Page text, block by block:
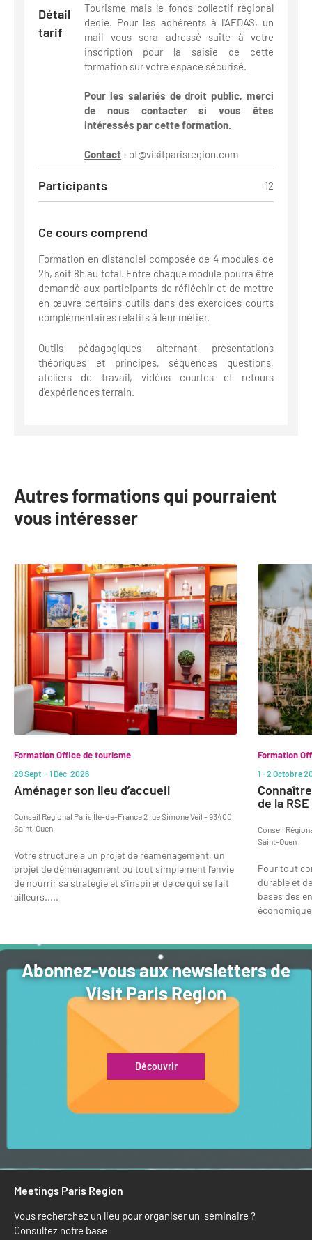
Détail
tarif
Tourisme mais le fonds collectif régional
dédié. Pour les adhérents à l'AFDAS, un
mail vous sera adressé suite à votre
inscription pour la saisie de cette
formation sur votre espace sécurisé.
Pour les salariés de droit public, merci
de nous contacter si vous êtes
intéressés par cette formation.
Contact : ot@visitparisregion.com
Participants 12
Ce cours comprend
Formation en distanciel composée de 4 modules de
2h, soit 8h au total. Entre chaque module pourra être
demandé aux participants de réfléchir et de mettre
en œuvre certains outils dans des exercices courts
complémentaires relatifs à leur métier.
Outils pédagogiques alternant présentations
théoriques et principes, séquences questions,
ateliers de travail, vidéos courtes et retours
d'expériences terrain.
Autres formations qui pourraient
vous intéresser
slide
to
2
15
Formation Office de tourisme
29 Sept. - 1 Déc. 2026
Aménager son lieu d’accueil
Conseil Régional Paris Île-de-France 2 rue Simone Veil - 93400
Saint-Ouen
Votre structure a un projet de réaménagement, un
projet de déménagement ou tout simplement l'envie
de nourrir sa stratégie et s'inspirer de ce qui se fait
ailleurs.....
Formation
1 - 2 Octobre
de la RSE
Conseil
Saint-Ouen
Pour tout
durable et
bases des
Abonnez-vous aux newsletters de
Visit Paris Region
Découvrir
Meetings Paris Region
Vous recherchez un lieu pour organiser un séminaire ?
Consultez notre base